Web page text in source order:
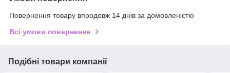
Повернення товару впродовж 14 днів за домовленістю
Всі умови повернення
Подібні товари компанії